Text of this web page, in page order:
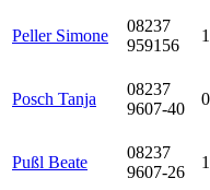
Peller Simone
08237
959156
Posch Tanja
08237
9607-40
Pußl Beate
08237
9607-26